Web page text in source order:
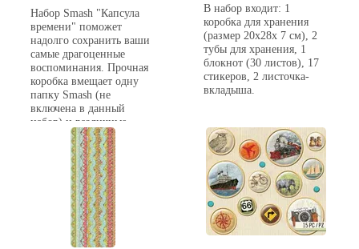
Набор Smash "Капсула
времени" поможет
надолго сохранить ваши
самые драгоценные
воспоминания. Прочная
коробка вмещает одну
папку Smash (не
включена в данный
набор) и различные
мелочи. Металлическая
застёжка надёжно
сохранит ваши
сокровища.
В набор входит: 1
коробка для хранения
(размер 20x28x 7 см), 2
тубы для хранения, 1
блокнот (30 листов), 17
стикеров, 2 листочка-
вкладыша.